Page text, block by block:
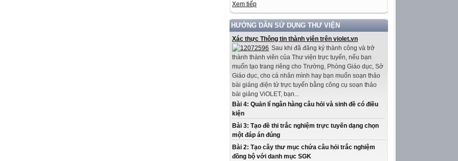
Xem tiếp
HƯỚNG DẪN SỬ DỤNG THƯ VIỆN
Xác thực Thông tin thành viên trên violet.vn
Sau khi đã đăng ký thành công và trở
thành thành viên của Thư viện trực tuyến, nếu bạn
muốn tạo trang riêng cho Trường, Phòng Giáo dục, Sở
Giáo dục, cho cá nhân mình hay bạn muốn soạn thảo
bài giảng điện tử trực tuyến bằng công cụ soạn thảo
bài giảng ViOLET, bạn...
Bài 4: Quản lí ngân hàng câu hỏi và sinh đề có điều
kiện
Bài 3: Tạo đề thi trắc nghiệm trực tuyến dạng chọn
một đáp án đúng
Bài 2: Tạo cây thư mục chứa câu hỏi trắc nghiệm
đồng bộ với danh mục SGK